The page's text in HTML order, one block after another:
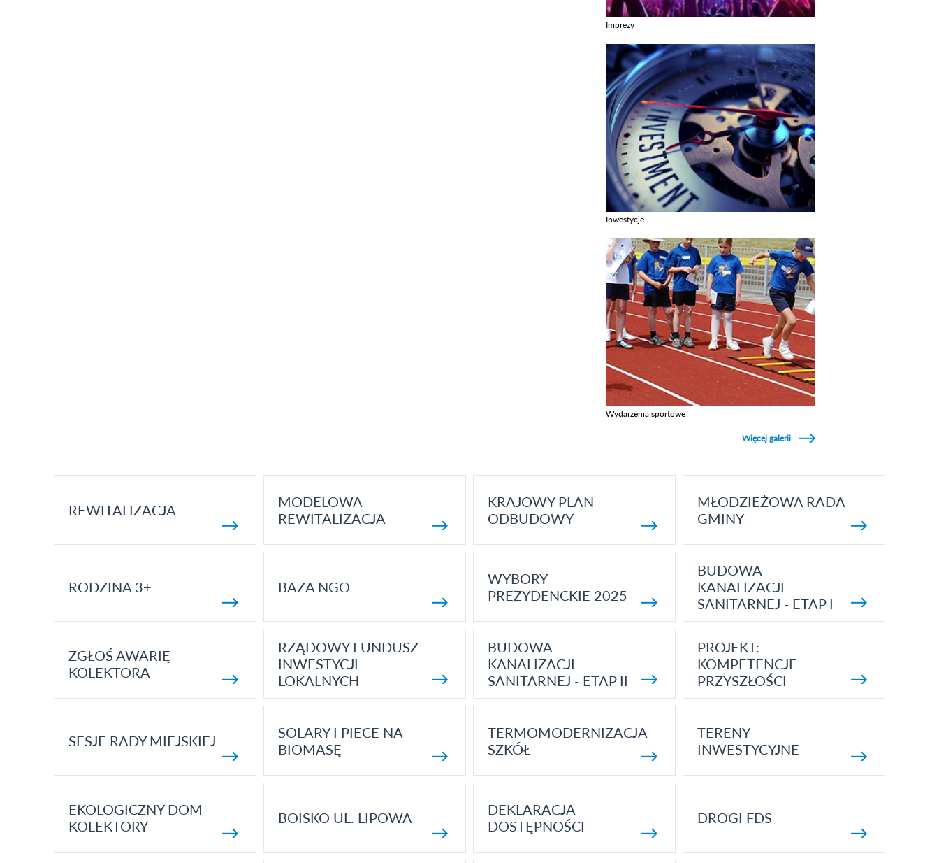
Imprezy
Inwestycje
Wydarzenia sportowe
Więcej galerii
REWITALIZACJA
MODELOWA
REWITALIZACJA
KRAJOWY PLAN
ODBUDOWY
MŁODZIEŻOWA RADA
GMINY
RODZINA 3+ BAZA NGO
WYBORY
PREZYDENCKIE 2025
BUDOWA
KANALIZACJI
SANITARNEJ - ETAP I
ZGŁOŚ AWARIĘ
KOLEKTORA
RZĄDOWY FUNDUSZ
INWESTYCJI
LOKALNYCH
BUDOWA
KANALIZACJI
SANITARNEJ - ETAP II
PROJEKT:
KOMPETENCJE
PRZYSZŁOŚCI
SESJE RADY MIEJSKIEJ
SOLARY I PIECE NA
BIOMASĘ
TERMOMODERNIZACJA
SZKÓŁ
TERENY
INWESTYCYJNE
EKOLOGICZNY DOM -
KOLEKTORY
BOISKO UL. LIPOWA
DEKLARACJA
DOSTĘPNOŚCI
DROGI FDS